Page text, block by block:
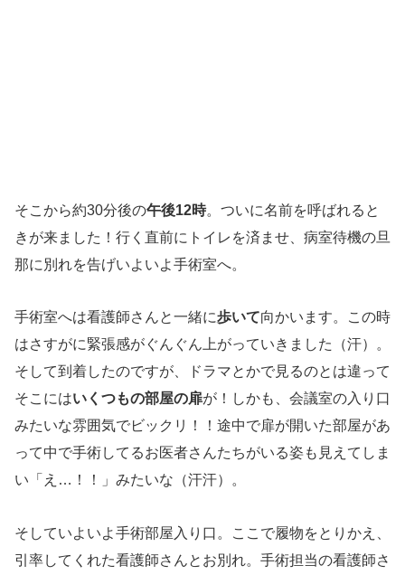
そこから約30分後の午後12時。ついに名前を呼ばれると
きが来ました！行く直前にトイレを済ませ、病室待機の旦
那に別れを告げいよいよ手術室へ。
手術室へは看護師さんと一緒に歩いて向かいます。この時
はさすがに緊張感がぐんぐん上がっていきました（汗）。
そして到着したのですが、ドラマとかで見るのとは違って
そこにはいくつもの部屋の扉が！しかも、会議室の入り口
みたいな雰囲気でビックリ！！途中で扉が開いた部屋があ
って中で手術してるお医者さんたちがいる姿も見えてしま
い「え…！！」みたいな（汗汗）。
そしていよいよ手術部屋入り口。ここで履物をとりかえ、
引率してくれた看護師さんとお別れ。手術担当の看護師さ